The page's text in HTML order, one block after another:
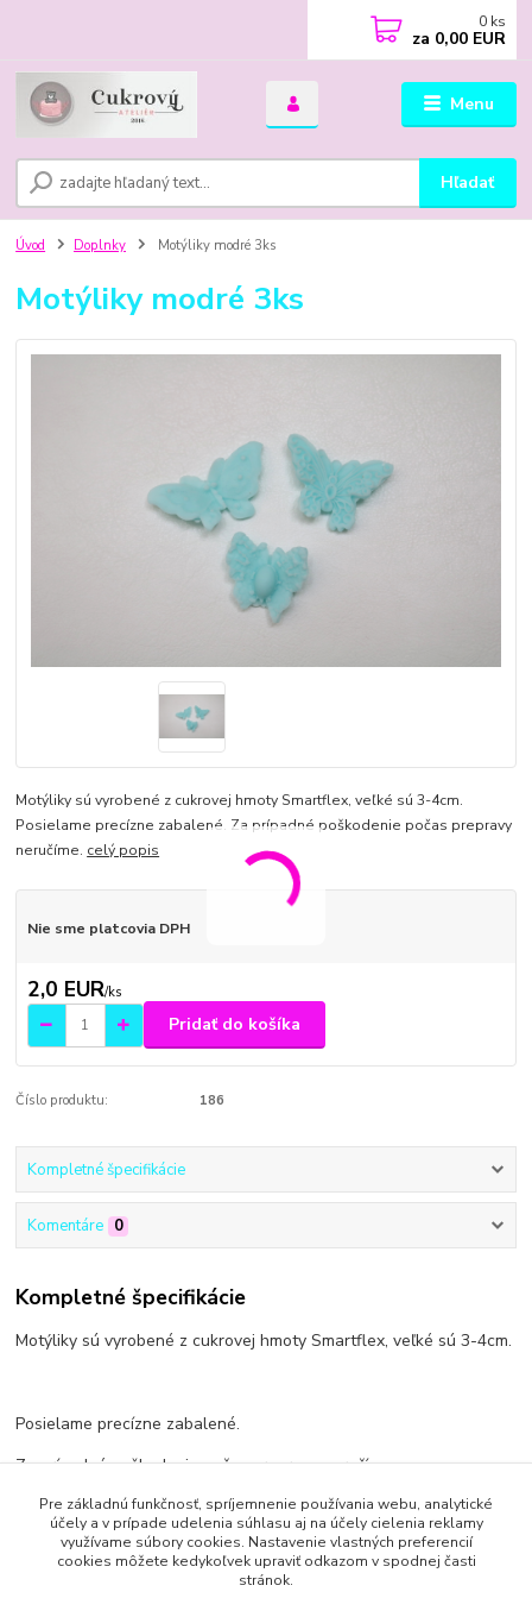
Menu
Hľadať
0 ks
za 0,00 EUR
Úvod Doplnky Motýliky modré 3ks
Motýliky modré 3ks
Motýliky sú vyrobené z cukrovej hmoty Smartflex, veľké sú 3-4cm.
Posielame precízne zabalené. Za prípadné poškodenie počas prepravy
neručíme. celý popis
Nie sme platcovia DPH
2,0 EUR/ks
Pridať do košíka
Číslo produktu: 186
Kompletné špecifikácie
Komentáre 0
Kompletné špecifikácie
Motýliky sú vyrobené z cukrovej hmoty Smartflex, veľké sú 3-4cm.
Posielame precízne zabalené.
Za prípadné poškodenie počas prepravy neručíme.
Tovar zaradený v kategóriách
Pre základnú funkčnosť, spríjemnenie používania webu, analytické
účely a v prípade udelenia súhlasu aj na účely cielenia reklamy
využívame súbory cookies. Nastavenie vlastných preferencií
cookies môžete kedykoľvek upraviť odkazom v spodnej časti
stránok.